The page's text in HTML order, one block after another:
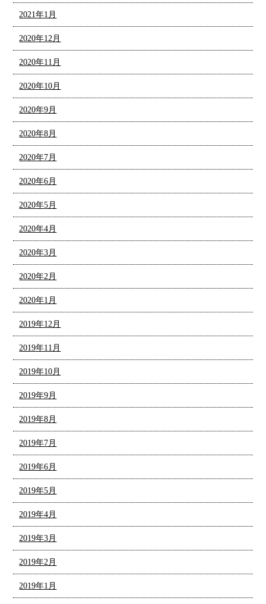
2021年1月
2020年12月
2020年11月
2020年10月
2020年9月
2020年8月
2020年7月
2020年6月
2020年5月
2020年4月
2020年3月
2020年2月
2020年1月
2019年12月
2019年11月
2019年10月
2019年9月
2019年8月
2019年7月
2019年6月
2019年5月
2019年4月
2019年3月
2019年2月
2019年1月